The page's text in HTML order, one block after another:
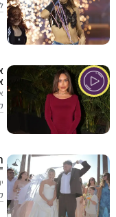
ליאור קלו
אנקה
אביבית
קים
רגע של
"כן"
יובל
קים